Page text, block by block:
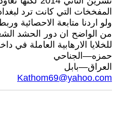
المفخخات التي كانت ترد
ولو اردنا متابعة الاحصائية
من الواضح ان دور الحشد
للخلايا الارهابية العاملة في
حمزه—الجناحي
العراق—بابل
Kathom69@yahoo.com